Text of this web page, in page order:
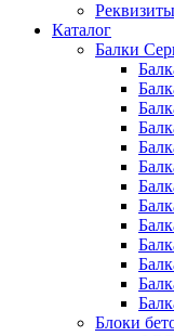
Реквизиты
Каталог
Балки
Блоки